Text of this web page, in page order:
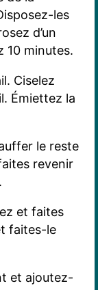
les
d’un
10 minutes.
Ciselez
Émiettez la
le reste
revenir
et faites
faites-le
et ajoutez-